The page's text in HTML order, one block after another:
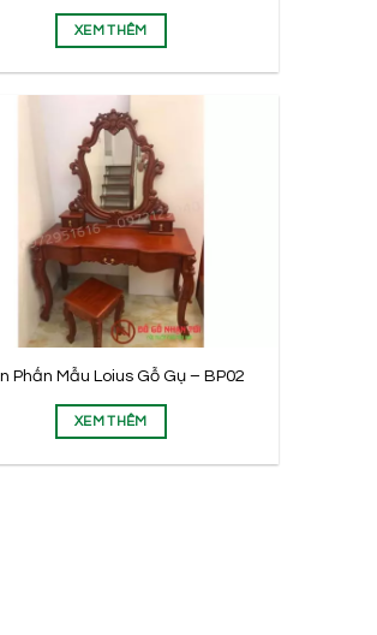
XEM THÊM
Phấn Mẫu Loius Gỗ Gụ – BP02
XEM THÊM